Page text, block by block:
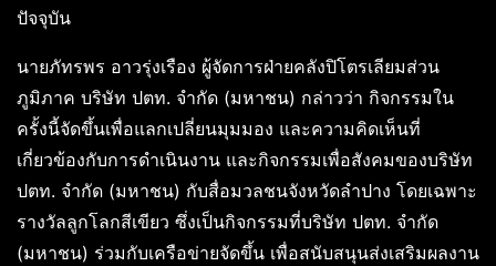
ปัจจุบัน
นายภัทรพร อาวรุ่งเรือง ผู้จัดการฝ่ายคลังปิโตรเลียมส่วน
ภูมิภาค บริษัท ปตท. จำกัด (มหาชน) กล่าวว่า กิจกรรมใน
ครั้งนี้จัดขึ้นเพื่อแลกเปลี่ยนมุมมอง และความคิดเห็นที่
เกี่ยวข้องกับการดำเนินงาน และกิจกรรมเพื่อสังคมของบริษัท
ปตท. จำกัด (มหาชน) กับสื่อมวลชนจังหวัดลำปาง โดยเฉพาะ
รางวัลลูกโลกสีเขียว ซึ่งเป็นกิจกรรมที่บริษัท ปตท. จำกัด
(มหาชน) ร่วมกับเครือข่ายจัดขึ้น เพื่อสนับสนุนส่งเสริมผลงาน